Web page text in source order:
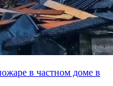
в частном доме в